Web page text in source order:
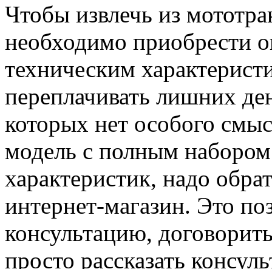
Чтобы извлечь из
необходимо приобрести
техническим
переплачивать лишних
которых нет особого
модель с полным
характеристик, надо
интернет-магазин. Это
консультацию,
просто рассказать